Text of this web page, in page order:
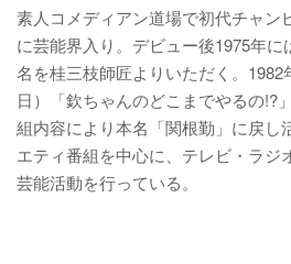
素人コメディアン道場で初代チャン
に芸能界入り。デビュー後1975年
名を桂三枝師匠よりいただく。1982
日）「欽ちゃんのどこまでやるの!?
組内容により本名「関根勤」に戻し
エティ番組を中心に、テレビ・ラジ
芸能活動を行っている。